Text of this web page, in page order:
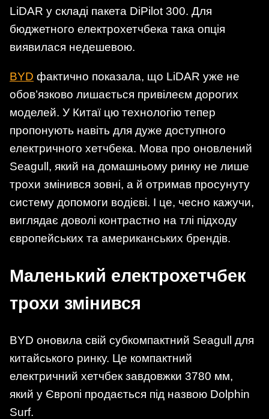
LiDAR у складі пакета DiPilot 300. Для
бюджетного електрохетчбека така опція
виявилася недешевою.
BYD фактично показала, що LiDAR уже не
обов’язково лишається привілеєм дорогих
моделей. У Китаї цю технологію тепер
пропонують навіть для дуже доступного
електричного хетчбека. Мова про оновлений
Seagull, який на домашньому ринку не лише
трохи змінився зовні, а й отримав просунуту
систему допомоги водієві. І це, чесно кажучи,
виглядає доволі контрастно на тлі підходу
європейських та американських брендів.
Маленький електрохетчбек
трохи змінився
BYD оновила свій субкомпактний Seagull для
китайського ринку. Це компактний
електричний хетчбек завдовжки 3780 мм,
який у Європі продається під назвою Dolphin
Surf.